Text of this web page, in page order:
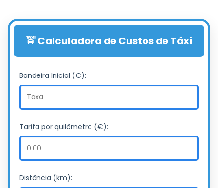
🚖 Calculadora de Custos de Táxi
Bandeira Inicial (€):
Tarifa por quilômetro (€):
Distância (km):